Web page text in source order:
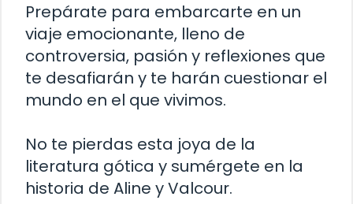
Prepárate para embarcarte en un
viaje emocionante, lleno de
controversia, pasión y reflexiones que
te desafiarán y te harán cuestionar el
mundo en el que vivimos.
No te pierdas esta joya de la
literatura gótica y sumérgete en la
historia de Aline y Valcour.